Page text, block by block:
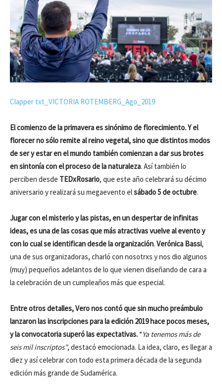
Clapper txt_VICTORIA ROTEMBERG_Ago_2019
El comienzo de la primavera es sinónimo de florecimiento. Y el
florecer no sólo remite al reino vegetal, sino que distintos modos
de ser y estar en el mundo también comienzan a dar sus brotes
en sintonía con el proceso de la naturaleza. Así también lo
perciben desde TEDxRosario, que este año celebrará su décimo
aniversario y realizará su megaevento elsábado 5 de octubre.
Jugar con el misterio y las pistas, en un despertar de infinitas
ideas, es una de las cosas que más atractivas vuelve al evento y
con lo cual se identifican desde la organización. Verónica Bassi,
una de sus organizadoras, charló con nosotrxs y nos dio algunos
(muy) pequeños adelantos de lo que vienen diseñando de cara a
la celebración de un cumpleaños más que especial.
Entre otros detalles, Vero nos contó que sin mucho preámbulo
lanzaron las inscripciones para la edición 2019 hace pocos meses,
y la convocatoria superó las expectativas.“Ya tenemos más de
seis mil inscriptos”, destacó emocionada. La idea, claro, es llegar a
diez y así celebrar con todo esta primera década de la segunda
edición más grande de Sudamérica.